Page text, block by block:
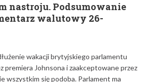
nastroju. Podsumowanie
walutowy 26-
wakacji brytyjskiego parlamentu
premiera Johnsona i zaakceptowane przez
wszystkim się podoba. Parlament ma